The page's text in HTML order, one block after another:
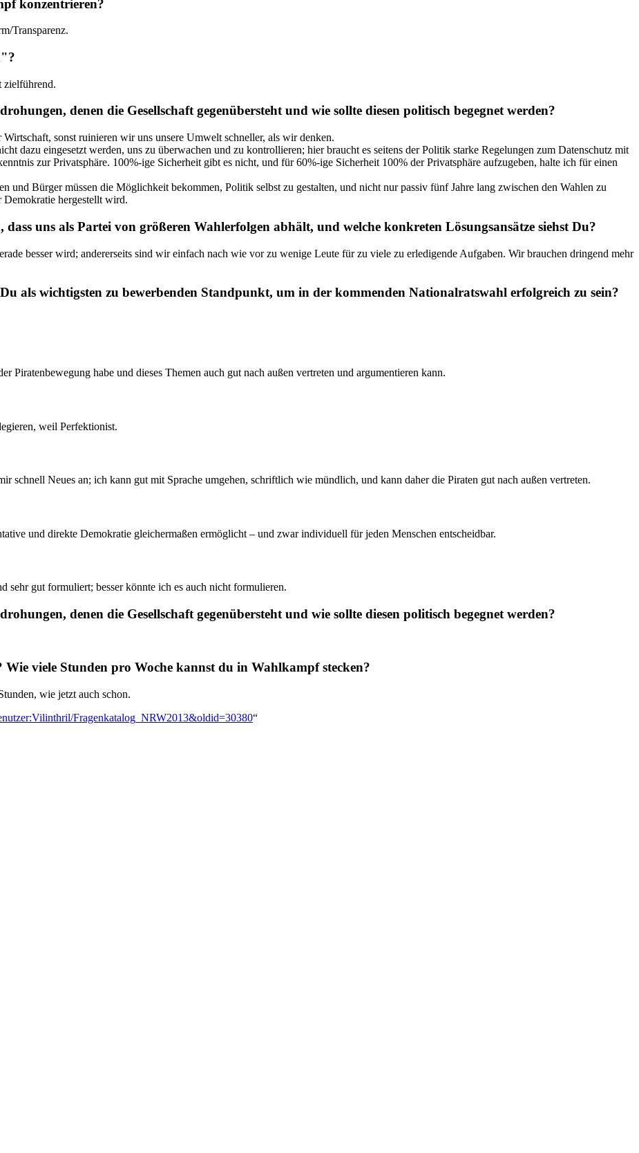
konzentrieren?
Transparenz.
denen die Gesellschaft gegenübersteht und wie sollte diesen politisch begegnet werden?
sonst ruinieren wir uns unsere Umwelt schneller, als wir denken.
dazu eingesetzt werden, uns zu überwachen und zu kontrollieren; hier braucht es seitens der Politik starke Regelungen zum Datenschutz mit
zur Privatsphäre. 100%-ige Sicherheit gibt es nicht, und für 60%-ige Sicherheit 100% der Privatsphäre aufzugeben, halte ich für einen
und Bürger müssen die Möglichkeit bekommen, Politik selbst zu gestalten, und nicht nur passiv fünf Jahre lang zwischen den Wahlen zu
Demokratie hergestellt wird.
uns als Partei von größeren Wahlerfolgen abhält, und welche konkreten Lösungsansätze siehst Du?
besser wird; andererseits sind wir einfach nach wie vor zu wenige Leute für zu viele zu erledigende Aufgaben. Wir brauchen dringend mehr
als wichtigsten zu bewerbenden Standpunkt, um in der kommenden Nationalratswahl erfolgreich zu sein?
habe und dieses Themen auch gut nach außen vertreten und argumentieren kann.
weil Perfektionist.
schnell Neues an; ich kann gut mit Sprache umgehen, schriftlich wie mündlich, und kann daher die Piraten gut nach außen vertreten.
und direkte Demokratie gleichermaßen ermöglicht – und zwar individuell für jeden Menschen entscheidbar.
gut formuliert; besser könnte ich es auch nicht formulieren.
denen die Gesellschaft gegenübersteht und wie sollte diesen politisch begegnet werden?
viele Stunden pro Woche kannst du in Wahlkampf stecken?
wie jetzt auch schon.
Fragenkatalog_NRW2013&oldid=30380“